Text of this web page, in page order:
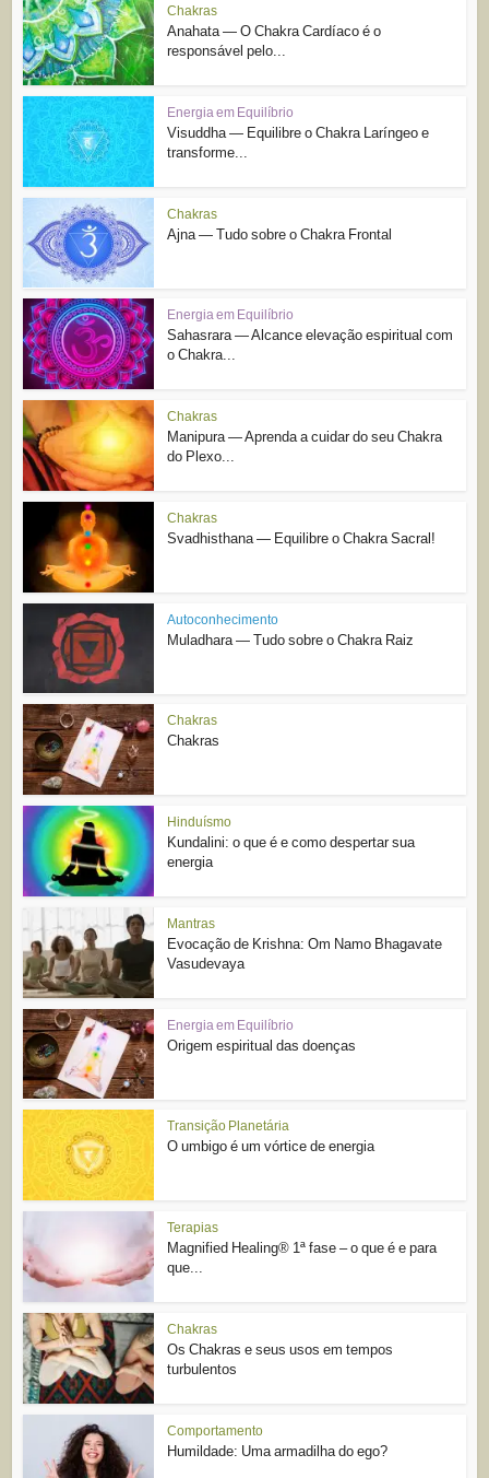
Chakras
Anahata — O Chakra Cardíaco é o
responsável pelo...
Energia em Equilíbrio
Visuddha — Equilibre o Chakra Laríngeo e
transforme...
Chakras
Ajna — Tudo sobre o Chakra Frontal
Energia em Equilíbrio
Sahasrara — Alcance elevação espiritual com
o Chakra...
Chakras
Manipura — Aprenda a cuidar do seu Chakra
do Plexo...
Chakras
Svadhisthana — Equilibre o Chakra Sacral!
Autoconhecimento
Muladhara — Tudo sobre o Chakra Raiz
Chakras
Chakras
Hinduísmo
Kundalini: o que é e como despertar sua
energia
Mantras
Evocação de Krishna: Om Namo Bhagavate
Vasudevaya
Energia em Equilíbrio
Origem espiritual das doenças
Transição Planetária
O umbigo é um vórtice de energia
Terapias
Magnified Healing® 1ª fase – o que é e para
que...
Chakras
Os Chakras e seus usos em tempos
turbulentos
Comportamento
Humildade: Uma armadilha do ego?